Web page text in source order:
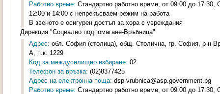
Работно време: Стандартно работно време, от 09:00 до
12:00 и 14:00 с непрекъсваем режим на работа
В звеното е осигурен достъп за хора с увреждания
Дирекция "Социално подпомагане-Връбница"
Адрес: обл. София (столица), общ. Столична, гр. София, р-н
А, п.к. 1229
Код за междуселищно избиране: 02
Телефон за връзка: (02)8377425
Адрес на електронна поща: dsp-vrubnica@asp.government.bg
Работно време: Стандартно работно време, от 09:00 до